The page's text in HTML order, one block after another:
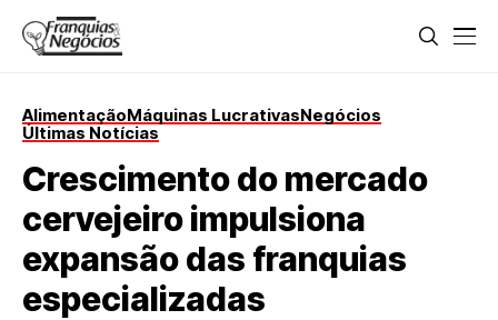
AlimentaçãoMáquinas LucrativasNegócios
Últimas Notícias
Crescimento do mercado
cervejeiro impulsiona
expansão das franquias
especializadas